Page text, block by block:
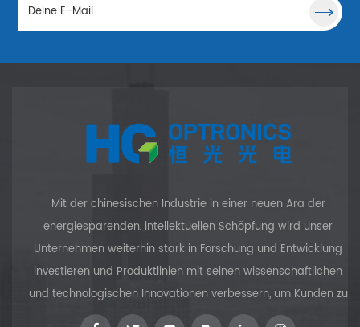
auch in der gewünschten
Mit der chinesischen Industrie in einer neuen Ära der
energiesparenden, intellektuellen Schöpfung wird unser
Unternehmen weiterhin stark in Forschung und Entwicklung
investieren und Produktlinien mit seinen wissenschaftlichen
und technologischen Innovationen verbessern, um Kunden zu
versorgen